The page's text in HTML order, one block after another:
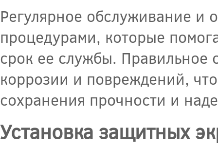
Регулярное обслуживание и
процедурами, которые
срок ее службы. Правильное
коррозии и повреждений,
сохранения прочности и
Установка защитных